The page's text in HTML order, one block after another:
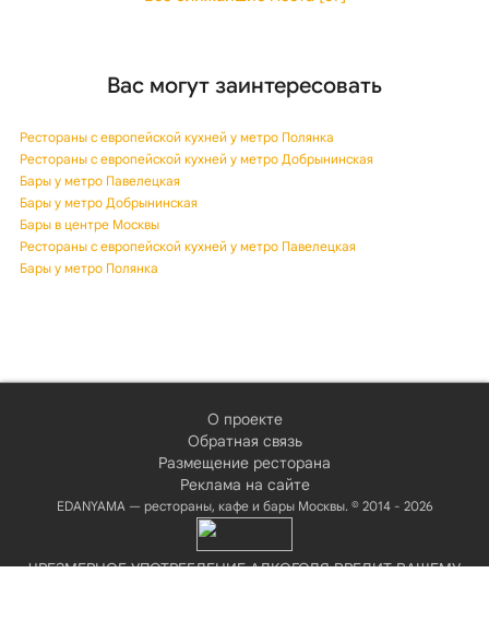
Вас могут заинтересовать
Рестораны с европейской кухней у метро Полянка
Рестораны с европейской кухней у метро Добрынинская
Бары у метро Павелецкая
Бары у метро Добрынинская
Бары в центре Москвы
Рестораны с европейской кухней у метро Павелецкая
Бары у метро Полянка
О проекте
Обратная связь
Размещение ресторана
Реклама на сайте
EDANYAMA — рестораны, кафе и бары Москвы. © 2014 - 2026
ЧРЕЗМЕРНОЕ УПОТРЕБЛЕНИЕ АЛКОГОЛЯ ВРЕДИТ ВАШЕМУ